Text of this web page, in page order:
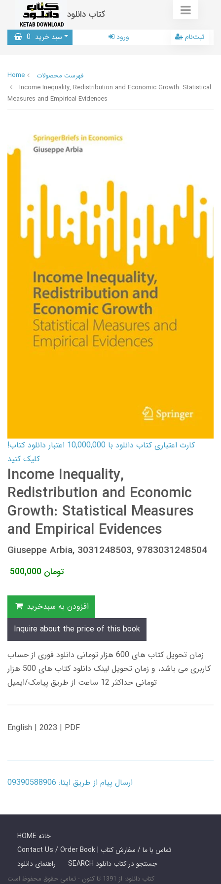
کتاب دانلود
سبد خرید 0 ورود ثبت‌نام
Home
فهرست محصولات
Income Inequality, Redistribution and Economic Growth: Statistical
Measures and Empirical Evidences
کارت اعتباری کتاب دانلود با 10,000,000 اعتبار دانلود کتاب!
کلیک کنید
Income Inequality,
Redistribution and Economic
Growth: Statistical Measures
and Empirical Evidences
Giuseppe Arbia, 3031248503, 9783031248504
500,000 تومان
افزودن به سبدخرید
Inquire about the price of this book
زمان تحویل کتاب های 600 هزار تومانی دانلود فوری از حساب
کاربری می باشد، و زمان تحویل لینک دانلود کتاب های 500 هزار
تومانی حداکثر 12 ساعت از طریق پیامک/ایمیل
English | 2023 | PDF
ارسال پیام از طریق ایتا: 09390588906
HOME خانه
Contact Us / Order Book | تماس با ما / سفارش کتاب
راهنمای دانلود
SEARCH جستجو در کتاب دانلود
کتاب دانلود: از 1391 تا کنون - تمامی حقوق محفوظ است